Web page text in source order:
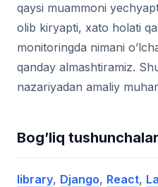
qaysi muammoni
olib kiryapti, xato holati
monitoringda nimani
qanday almashtiramiz.
nazariyadan amaliy
Bog’liq tushunchalar
library, Django, React,